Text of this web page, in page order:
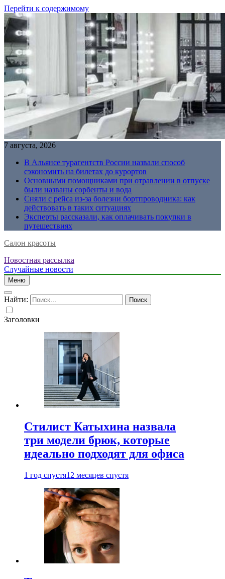
Перейти к содержимому
7 августа, 2026
В Альянсе турагентств России назвали способ
сэкономить на билетах до курортов
Основными помощниками при отравлении в отпуске
были названы сорбенты и вода
Сняли с рейса из-за болезни бортпроводника: как
действовать в таких ситуациях
Эксперты рассказали, как оплачивать покупки в
путешествиях
Салон красоты
Новостная рассылка
Случайные новости
Меню
Найти:
Заголовки
Стилист Катыхина назвала
три модели брюк, которые
идеально подходят для офиса
1 год спустя12 месяцев спустя